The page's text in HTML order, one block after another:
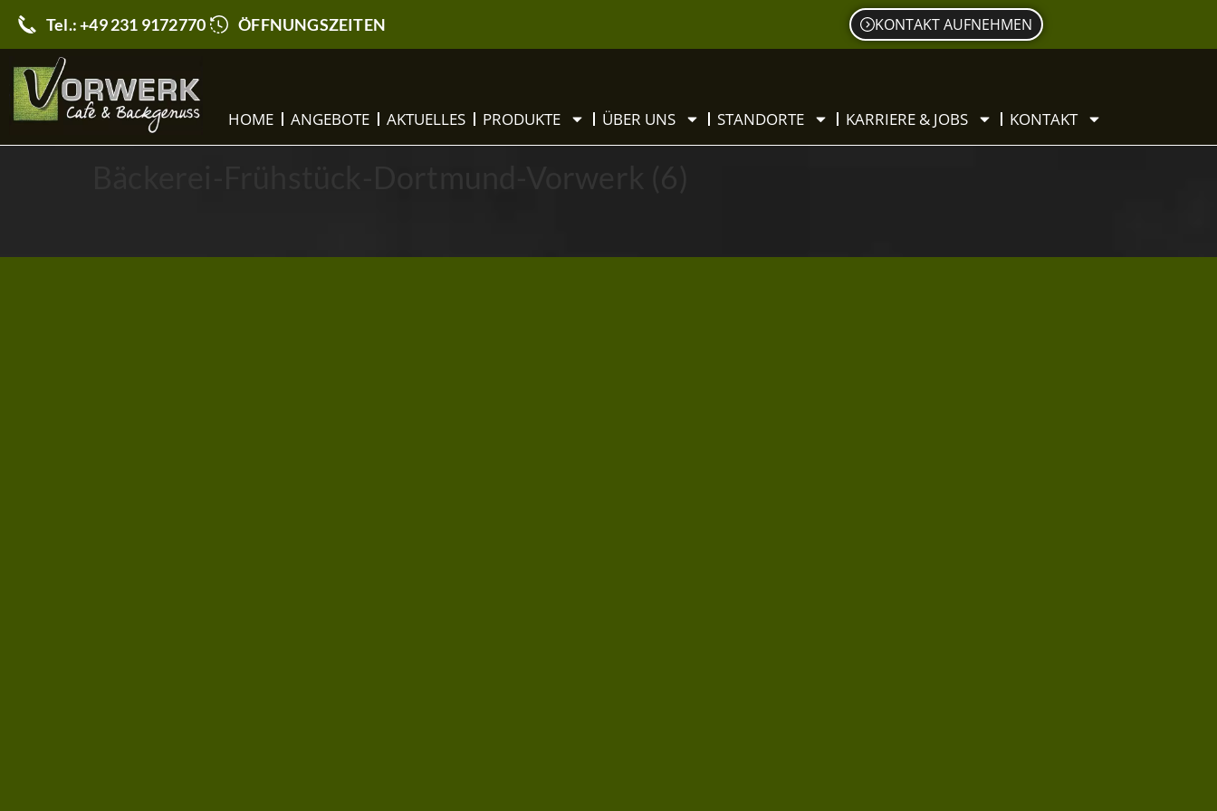
Tel.: +49 231 9172770 ÖFFNUNGSZEITEN KONTAKT AUFNEHMEN
HOME ANGEBOTE AKTUELLES PRODUKTE ÜBER UNS STANDORTE KARRIERE & JOBS KONTAKT